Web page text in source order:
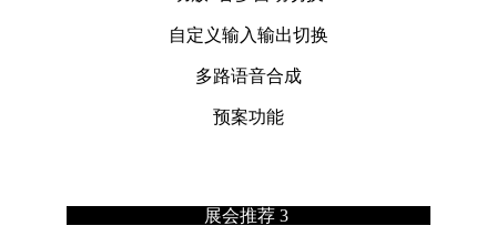
自定义输入输出切换
多路语音合成
预案功能
展会推荐 3